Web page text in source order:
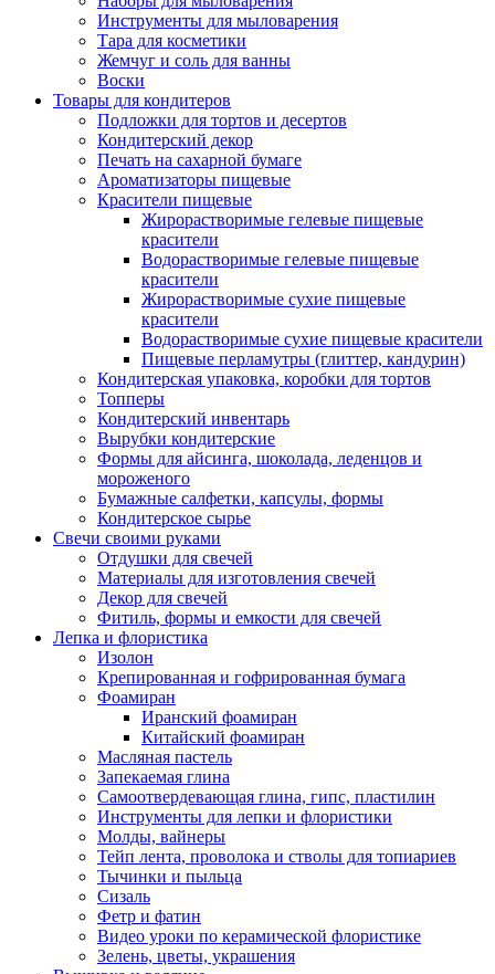
Инструменты для мыловарения
Тара для косметики
Жемчуг и соль для ванны
Воски
Товары для кондитеров
Подложки для тортов и десертов
Кондитерский декор
Печать на сахарной бумаге
Ароматизаторы пищевые
Красители пищевые
Жирорастворимые гелевые пищевые
красители
Водорастворимые гелевые пищевые
красители
Жирорастворимые сухие пищевые
красители
Водорастворимые сухие пищевые красители
Пищевые перламутры (глиттер, кандурин)
Кондитерская упаковка, коробки для тортов
Топперы
Кондитерский инвентарь
Вырубки кондитерские
Формы для айсинга, шоколада, леденцов и
мороженого
Бумажные салфетки, капсулы, формы
Кондитерское сырье
Свечи своими руками
Отдушки для свечей
Материалы для изготовления свечей
Декор для свечей
Фитиль, формы и емкости для свечей
Лепка и флористика
Изолон
Крепированная и гофрированная бумага
Фоамиран
Иранский фоамиран
Китайский фоамиран
Масляная пастель
Запекаемая глина
Самоотвердевающая глина, гипс, пластилин
Инструменты для лепки и флористики
Молды, вайнеры
Тейп лента, проволока и стволы для топиариев
Тычинки и пыльца
Сизаль
Фетр и фатин
Видео уроки по керамической флористике
Зелень, цветы, украшения